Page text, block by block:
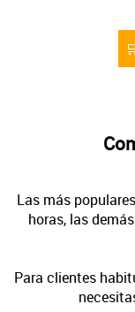
Las más
horas, las
Para clientes